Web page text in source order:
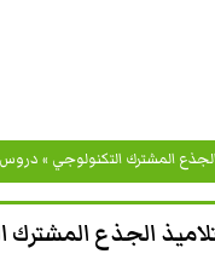
المشترك التكنولوجي » دروس
الجذع المشترك